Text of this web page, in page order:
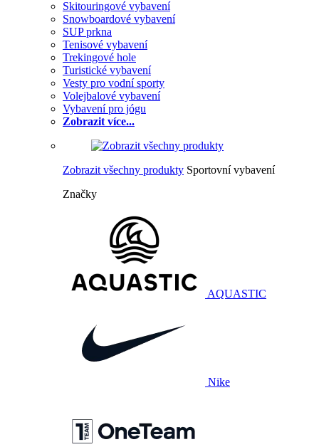
Skitouringové vybavení
Snowboardové vybavení
SUP prkna
Tenisové vybavení
Trekingové hole
Turistické vybavení
Vesty pro vodní sporty
Volejbalové vybavení
Vybavení pro jógu
Zobrazit více...
Zobrazit všechny produkty Sportovní vybavení
Značky
AQUASTIC
Nike